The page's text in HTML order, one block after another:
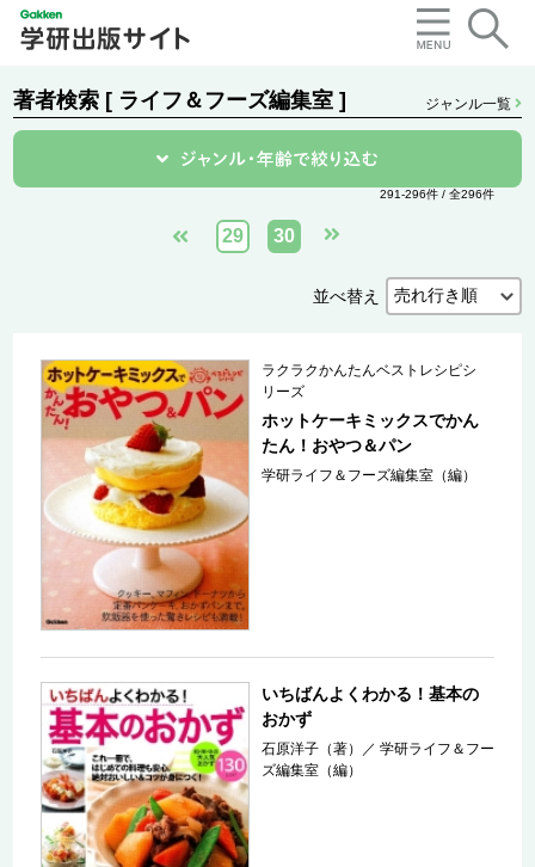
著者検索 [ ライフ＆フーズ編集室 ] ジャンル一覧
291-296件 / 全296件
29 30
並べ替え
ラクラクかんたんベストレシピシ
リーズ
ホットケーキミックスでかん
たん！おやつ＆パン
学研ライフ＆フーズ編集室（編）
いちばんよくわかる！基本の
おかず
石原洋子（著） ／学研ライフ＆フー
ズ編集室（編）